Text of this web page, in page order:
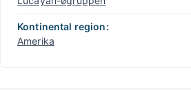
Kontinental region:
Amerika